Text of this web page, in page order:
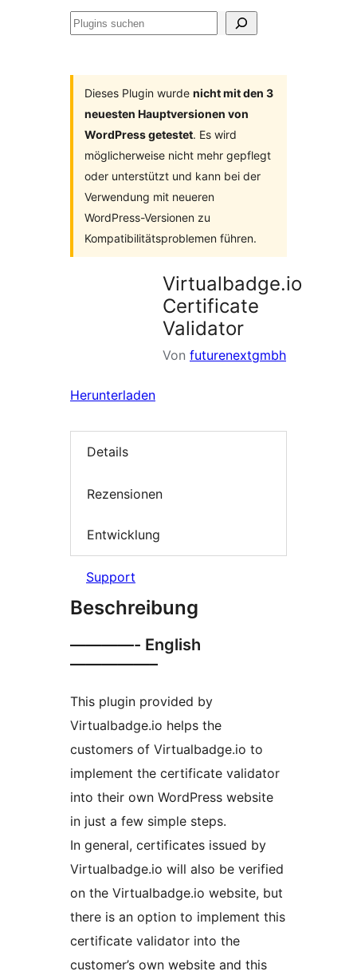
Plugins
Dieses Plugin wurde nicht mit den 3
neuesten Hauptversionen von
WordPress getestet. Es wird
möglicherweise nicht mehr gepflegt
oder unterstützt und kann bei der
Verwendung mit neueren
WordPress-Versionen zu
Kompatibilitätsproblemen führen.
Virtualbadge.io
Certificate
Validator
Von futurenextgmbh
Herunterladen
Details
Rezensionen
Entwicklung
Support
Beschreibung
————- English
—————–
This plugin provided by
Virtualbadge.io helps the
customers of Virtualbadge.io to
implement the certificate validator
into their own WordPress website
in just a few simple steps.
In general, certificates issued by
Virtualbadge.io will also be verified
on the Virtualbadge.io website, but
there is an option to implement this
certificate validator into the
customer’s own website and this